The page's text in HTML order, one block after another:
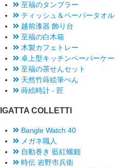
至福のタンブラー
ティッシュ＆ペーパータオ
越前漆器 飾り台
至福の白木箱
木製カフェトレー
卓上型キッチンペーパーケー
至福の茶せんセット
天然竹蒔絵筆ぺん
蒔絵時計 - 匠
IGATTA COLLETTI
Bangle Watch 40
メガネ職人
自動巻き 藍紅螺鈿
時伝 岩野市兵衛